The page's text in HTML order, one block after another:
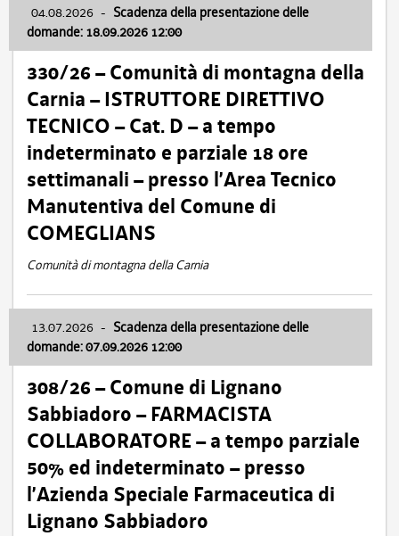
04.08.2026 - Scadenza della presentazione delle
domande: 18.09.2026 12:00
330/26 – Comunità di montagna della
Carnia – ISTRUTTORE DIRETTIVO
TECNICO – Cat. D – a tempo
indeterminato e parziale 18 ore
settimanali – presso l’Area Tecnico
Manutentiva del Comune di
COMEGLIANS
Comunità di montagna della Carnia
13.07.2026 - Scadenza della presentazione delle
domande: 07.09.2026 12:00
308/26 – Comune di Lignano
Sabbiadoro – FARMACISTA
COLLABORATORE – a tempo parziale
50% ed indeterminato – presso
l’Azienda Speciale Farmaceutica di
Lignano Sabbiadoro